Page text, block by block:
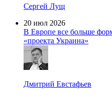
Сергей Лущ
20 июл 2026
В Европе все больше
«проекта Украина»
Дмитрий Евстафьев